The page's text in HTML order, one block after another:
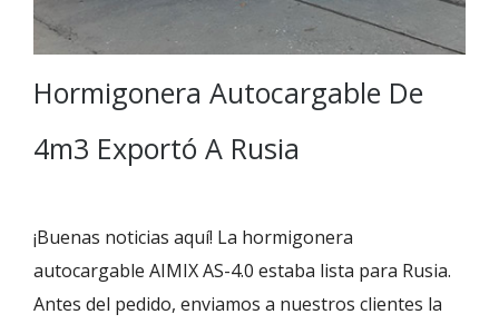
Hormigonera Autocargable De
4m3 Exportó A Rusia
¡Buenas noticias aquí! La hormigonera
autocargable AIMIX AS-4.0 estaba lista para Rusia.
Antes del pedido, enviamos a nuestros clientes la